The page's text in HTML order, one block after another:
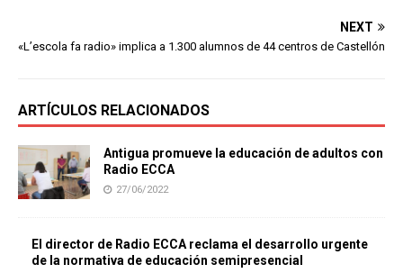
NEXT
«L’escola fa radio» implica a 1.300 alumnos de 44 centros de Castellón
ARTÍCULOS RELACIONADOS
Antigua promueve la educación de adultos con
Radio ECCA
27/06/2022
El director de Radio ECCA reclama el desarrollo urgente
de la normativa de educación semipresencial